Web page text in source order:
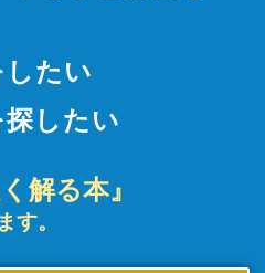
したい
したい
解る本』
す。